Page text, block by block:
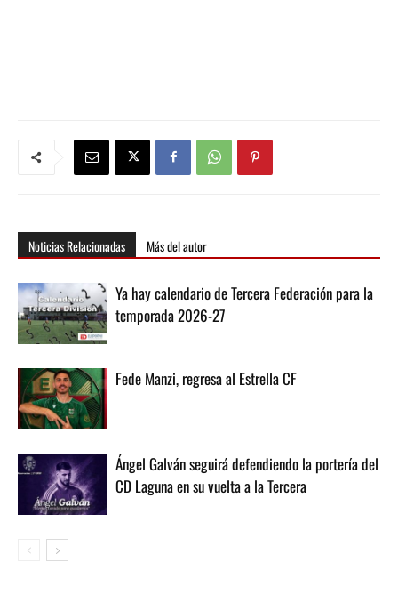
Noticias Relacionadas Más del autor
Ya hay calendario de Tercera Federación para la
temporada 2026-27
Fede Manzi, regresa al Estrella CF
Ángel Galván seguirá defendiendo la portería del
CD Laguna en su vuelta a la Tercera